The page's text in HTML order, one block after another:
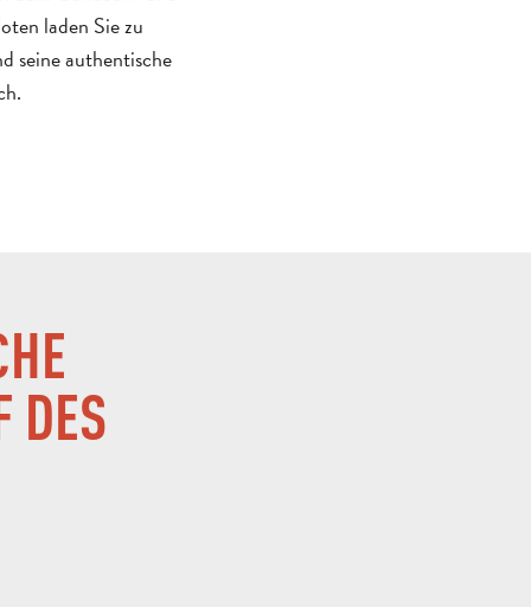
laden Sie zu
seine authentische
DES